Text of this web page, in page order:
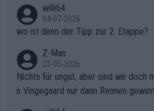
willi64
04-07-2026
wo ist denn der Tipp zur 2. Etappe?
Z-Man
23-05-2026
Nichts für ungut, aber sind wir doch
n Vingegaard nur dann Rennen